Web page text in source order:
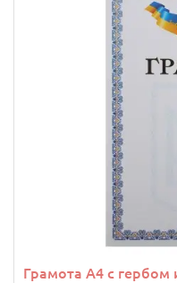
Грамота A4 с